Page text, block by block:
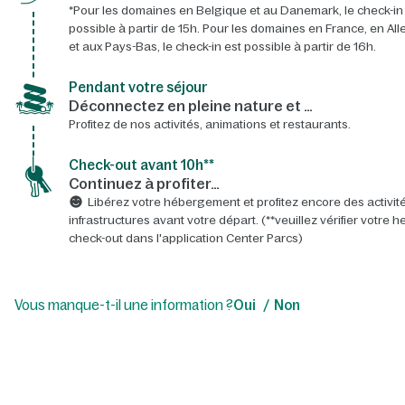
*Pour les domaines en Belgique et au Danemark, le check-
possible à partir de 15h. Pour les domaines en France, en
et aux Pays-Bas, le check-in est possible à partir de 16h.
Pendant votre séjour
Déconnectez en pleine nature et …
Profitez de nos activités, animations et restaurants.
Check-out avant 10h**
Continuez à profiter…
Libérez votre hébergement et profitez encore des
infrastructures avant votre départ. (**veuillez vérifier votre
check-out dans l'application Center Parcs)
Vous manque-t-il une information ?Oui Non